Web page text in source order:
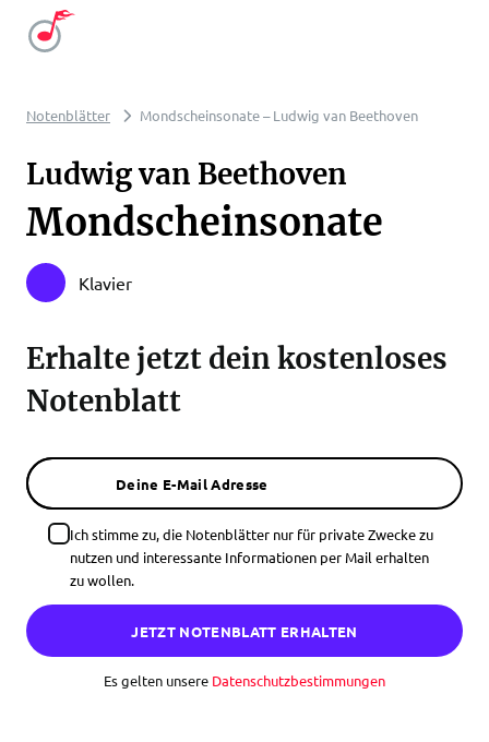
Notenblätter Mondscheinsonate – Ludwig van Beethoven
Ludwig van Beethoven
Mondscheinsonate
Klavier
Erhalte jetzt dein kostenloses
Notenblatt
Deine E-Mail Adresse
Ich stimme zu, die Notenblätter nur für private Zwecke zu
nutzen und interessante Informationen per Mail erhalten
zu wollen.
JETZT NOTENBLATT ERHALTEN
Es gelten unsere Datenschutzbestimmungen